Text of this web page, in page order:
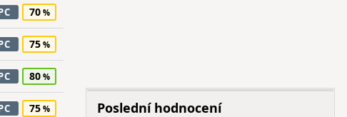
70
75
80
75 Poslední hodnocení